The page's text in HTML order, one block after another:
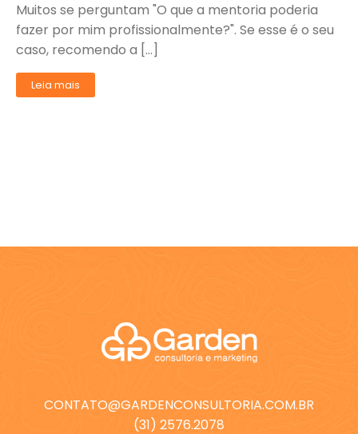
Muitos se perguntam "O que a mentoria poderia
fazer por mim profissionalmente?". Se esse é o seu
caso, recomendo a […]
Leia mais
CONTATO@GARDENCONSULTORIA.COM.BR
(31) 2576.2078